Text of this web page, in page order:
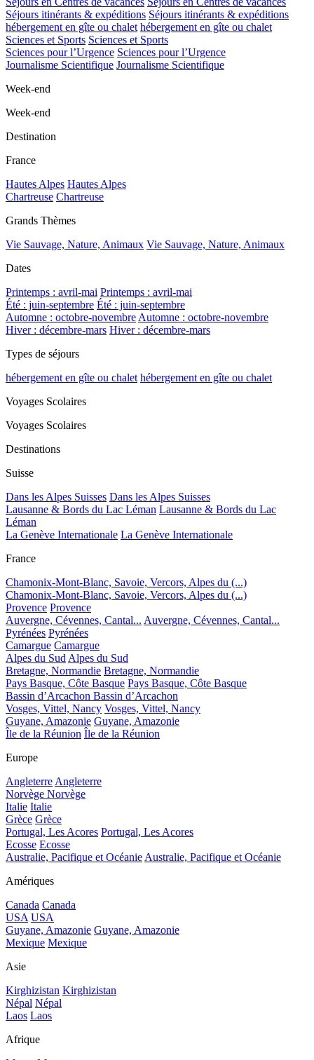
Séjours itinérants & expéditions Séjours itinérants & expéditions
hébergement en gîte ou chalet hébergement en gîte ou chalet
Sciences et Sports Sciences et Sports
Sciences pour l’Urgence Sciences pour l’Urgence
Journalisme Scientifique Journalisme Scientifique
Week-end
Week-end
Destination
France
Hautes Alpes Hautes Alpes
Chartreuse Chartreuse
Grands Thèmes
Vie Sauvage, Nature, Animaux Vie Sauvage, Nature, Animaux
Dates
Printemps : avril-mai Printemps : avril-mai
Été : juin-septembre Été : juin-septembre
Automne : octobre-novembre Automne : octobre-novembre
Hiver : décembre-mars Hiver : décembre-mars
Types de séjours
hébergement en gîte ou chalet hébergement en gîte ou chalet
Voyages Scolaires
Voyages Scolaires
Destinations
Suisse
Dans les Alpes Suisses Dans les Alpes Suisses
Lausanne & Bords du Lac Léman Lausanne & Bords du Lac
Léman
La Genève Internationale La Genève Internationale
France
Chamonix-Mont-Blanc, Savoie, Vercors, Alpes du (...)
Chamonix-Mont-Blanc, Savoie, Vercors, Alpes du (...)
Provence Provence
Auvergne, Cévennes, Cantal... Auvergne, Cévennes, Cantal...
Pyrénées Pyrénées
Camargue Camargue
Alpes du Sud Alpes du Sud
Bretagne, Normandie Bretagne, Normandie
Pays Basque, Côte Basque Pays Basque, Côte Basque
Bassin d’Arcachon Bassin d’Arcachon
Vosges, Vittel, Nancy Vosges, Vittel, Nancy
Guyane, Amazonie Guyane, Amazonie
Île de la Réunion Île de la Réunion
Europe
Angleterre Angleterre
Norvège Norvège
Italie Italie
Grèce Grèce
Portugal, Les Acores Portugal, Les Acores
Ecosse Ecosse
Australie, Pacifique et Océanie Australie, Pacifique et Océanie
Amériques
Canada Canada
USA USA
Guyane, Amazonie Guyane, Amazonie
Mexique Mexique
Asie
Kirghizistan Kirghizistan
Népal Népal
Laos Laos
Afrique